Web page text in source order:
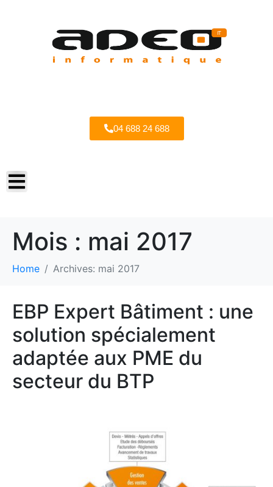
04 688 24 688
Mois : mai 2017
Home Archives: mai 2017
EBP Expert Bâtiment : une
solution spécialement
adaptée aux PME du
secteur du BTP